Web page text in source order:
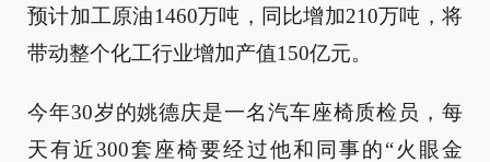
预计加工原油1460万吨，同比增加210万吨，将
带动整个化工行业增加产值150亿元。
今年30岁的姚德庆是一名汽车座椅质检员，每
天有近300套座椅要经过他和同事的“火眼金